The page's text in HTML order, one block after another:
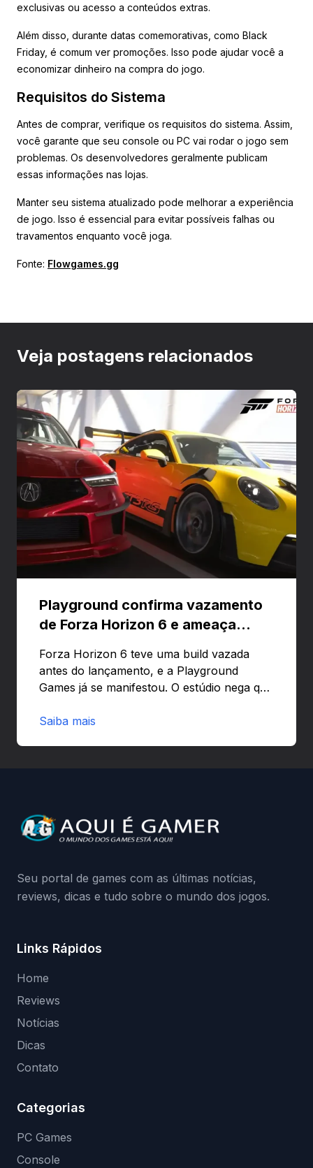
exclusivas ou acesso a conteúdos extras.
Além disso, durante datas comemorativas, como Black
Friday, é comum ver promoções. Isso pode ajudar você a
economizar dinheiro na compra do jogo.
Requisitos do Sistema
Antes de comprar, verifique os requisitos do sistema. Assim,
você garante que seu console ou PC vai rodar o jogo sem
problemas. Os desenvolvedores geralmente publicam
essas informações nas lojas.
Manter seu sistema atualizado pode melhorar a experiência
de jogo. Isso é essencial para evitar possíveis falhas ou
travamentos enquanto você joga.
Fonte: Flowgames.gg
Veja postagens relacionados
Playground confirma vazamento
de Forza Horizon 6 e ameaça
Forza Horizon 6 teve uma build vazada
antes do lançamento, e a Playground
Games já se manifestou. O estúdio nega que
preload e avisa que quem usar versões não
da Playground: negação do preload,
medidas contra acessos não autorizados
Saiba mais
Seu portal de games com as últimas notícias,
reviews, dicas e tudo sobre o mundo dos jogos.
Links Rápidos
Home
Reviews
Notícias
Dicas
Contato
Categorias
PC Games
Console